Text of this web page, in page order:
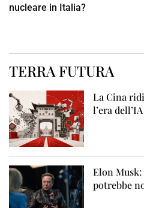
nucleare in Italia?
TERRA FUTURA
La Cina
l’era dell’IA
Elon
potrebbe